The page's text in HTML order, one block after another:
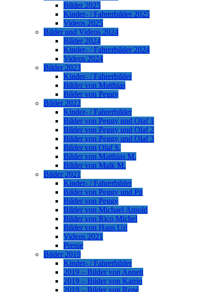
Bilder 2025
Kinder- / Fahrerbilder 2025
Videos 2025
Bilder und Videos 2024
Bilder 2024
Kinder- / Fahrerbilder 2024
Videos 2024
Bilder 2023
Kinder- / Fahrerbilder
Bilder von Matthias
Bilder von Peggy
Bilder 2022
Kinder- / Fahrerbilder
Bilder von Peggy und Olaf 1
Bilder von Peggy und Olaf 2
Bilder von Peggy und Olaf 3
Bilder von Olaf S.
Bilder von Matthias M.
Bilder von Maik M.
Bilder 2021
Kinder- / Fahrerbilder
Bilder von Peggy und Pit
Bilder von Peggy
Bilder von Michael Arnold
Bilder von Rico Michel
Bilder von Hans Url
Videos 2021
Presse
Bilder 2019
Kinder- / Fahrerbilder
2019 – Bilder von Annett
2019 – Bilder von Katrin
2019 – Bilder von René